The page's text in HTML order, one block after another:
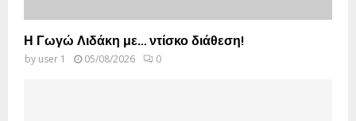
Η Γωγώ Λιδάκη με… ντίσκο διάθεση!
by user 1 05/08/2026 0